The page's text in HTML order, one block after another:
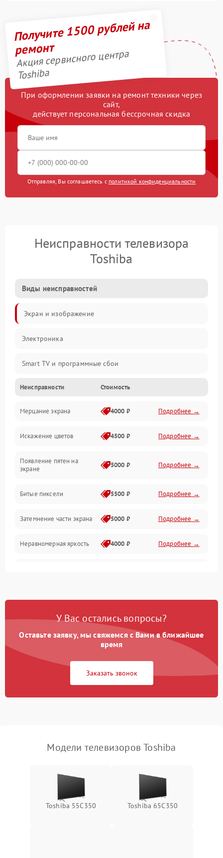
Получите 1500 рублей на
ремонт
Акция сервисного центра
Toshiba
При оформлении заявки на ремонт техники через
сайт,
действует персональная бессрочная скидка
Отправляя, Вы соглашаетесь с политикой конфиденциальности
Неисправности телевизора
Toshiba
Виды неисправностей
Экран и изображение
Электроника
Smart TV и программные сбои
Питание и запуск
Подсветка и LED-модули
Звук и аудиосистема
Сигнал и приём каналов
Механические повреждения
Программное обеспечение
Сеть и подключения
Аудио
Сетевая
Неисправности Стоимость
Мерцание экрана 4000 ₽ Подробнее →
Искажение цветов 4500 ₽ Подробнее →
Появление пятен на
экране
5000 ₽ Подробнее →
Битые пиксели 5500 ₽ Подробнее →
Затемнение части экрана 5000 ₽ Подробнее →
Неравномерная яркость 4000 ₽ Подробнее →
У Вас остались вопросы?
Оставьте заявку, мы свяжемся с Вами в ближайшее
время
Заказать звонок
Модели телевизоров Toshiba
Toshiba 55C350 Toshiba 65C350